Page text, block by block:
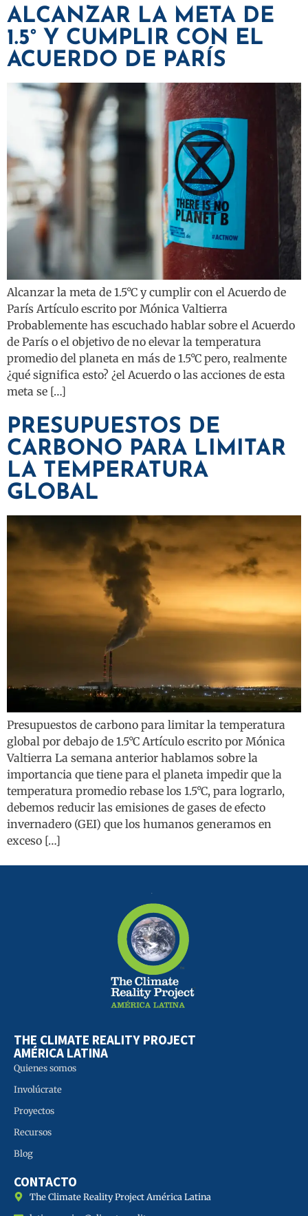
ALCANZAR LA META DE
1.5° Y CUMPLIR CON EL
ACUERDO DE PARÍS
Alcanzar la meta de 1.5°C y cumplir con el Acuerdo de
París Artículo escrito por Mónica Valtierra
Probablemente has escuchado hablar sobre el Acuerdo
de París o el objetivo de no elevar la temperatura
promedio del planeta en más de 1.5°C pero, realmente
¿qué significa esto? ¿el Acuerdo o las acciones de esta
meta se […]
PRESUPUESTOS DE
CARBONO PARA LIMITAR
LA TEMPERATURA
GLOBAL
Presupuestos de carbono para limitar la temperatura
global por debajo de 1.5°C Artículo escrito por Mónica
Valtierra La semana anterior hablamos sobre la
importancia que tiene para el planeta impedir que la
temperatura promedio rebase los 1.5°C, para lograrlo,
debemos reducir las emisiones de gases de efecto
invernadero (GEI) que los humanos generamos en
exceso […]
THE CLIMATE REALITY PROJECT
AMÉRICA LATINA
Quienes somos
Involúcrate
Proyectos
Recursos
Blog
CONTACTO
The Climate Reality Project América Latina